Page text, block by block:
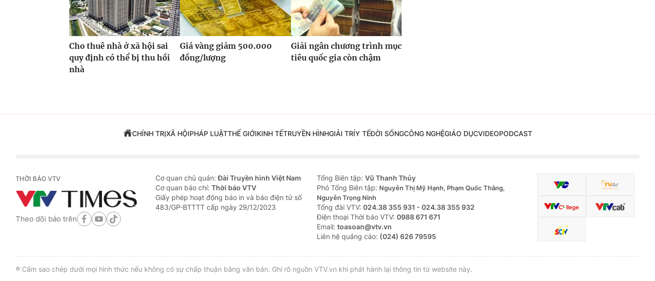
Cho thuê nhà ở xã hội sai
quy định có thể bị thu hồi
nhà
Giá vàng giảm 500.000
đồng/lượng
Giải ngân chương trình mục
tiêu quốc gia còn chậm
CHÍNH TRỊXÃ HỘIPHÁP LUẬTTHẾ GIỚIKINH TẾTRUYỀN HÌNHGIẢI TRÍY TẾĐỜI SỐNGCÔNG NGHỆGIÁO DỤCVIDEOPODCAST
THỜI BÁO VTV
Theo dõi báo trên
Cơ quan chủ quản:Đài Truyền hình Việt Nam
Cơ quan báo chí: Thời báo VTV
Giấy phép hoạt động báo in và báo điện tử số
483/GP-BTTTT cấp ngày 29/12/2023
Tổng Biên tập: Vũ Thanh Thủy
Phó Tổng Biên tập: Nguyễn Thị Mỹ Hạnh, Phạm Quốc Thắng,
Nguyễn Trọng Ninh
Tổng đài VTV: 024.38 355 931 - 024.38 355 932
Ðiện thoại Thời báo VTV: 0988 671 671
Email: toasoan@vtv.vn
Liên hệ quảng cáo: (024) 626 79595
® Cấm sao chép dưới mọi hình thức nếu không có sự chấp thuận bằng văn bản. Ghi rõ nguồn VTV.vn khi phát hành lại thông tin từ website này.